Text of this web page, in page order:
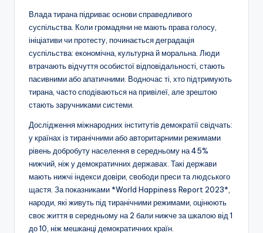
Влада тирана підриває основи справедливого
суспільства. Коли громадяни не мають права голосу,
ініціативи чи протесту, починається деградація
суспільства: економічна, культурна й моральна. Люди
втрачають відчуття особистої відповідальності, стають
пасивними або апатичними. Водночас ті, хто підтримують
тирана, часто сподіваються на привілеї, але зрештою
стають заручниками системи.
Дослідження міжнародних інститутів демократії свідчать:
у країнах із тиранічними або авторитарними режимами
рівень добробуту населення в середньому на 45%
нижчий, ніж у демократичних державах. Такі держави
мають нижчі індекси довіри, свободи преси та людського
щастя. За показниками *World Happiness Report 2023*,
народи, які живуть під тиранічними режимами, оцінюють
своє життя в середньому на 2 бали нижче за шкалою від 1
до 10, ніж мешканці демократичних країн.